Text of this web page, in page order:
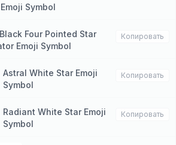
Emoji Symbol
Four Pointed Star
Emoji Symbol
Копировать
Astral White Star Emoji
Symbol
Копировать
Radiant White Star Emoji
Symbol
Копировать